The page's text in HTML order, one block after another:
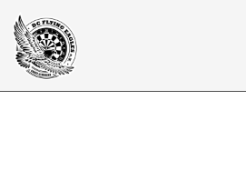
Zum
Inhalt
springen